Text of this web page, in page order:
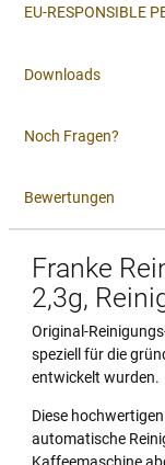
EU-RESPONSIBLE
Downloads
Noch Fragen?
Bewertungen
Franke
2,3g,
Original-
speziell für die
entwickelt wurden.
Diese
automatische